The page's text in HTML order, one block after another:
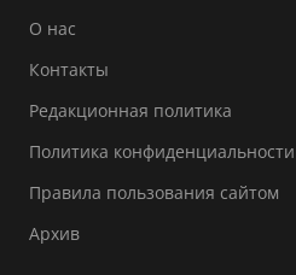
О нас
Контакты
Редакционная политика
Политика конфиденциальности
Правила пользования сайтом
Архив